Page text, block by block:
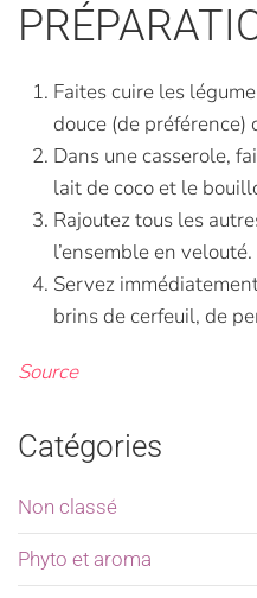
Faites cuire les
douce (de préférence)
Dans une casserole,
lait de coco et le
Rajoutez tous les
l’ensemble en velouté.
Servez
brins de cerfeuil, de
Source
Catégories
Non classé
Phyto et aroma